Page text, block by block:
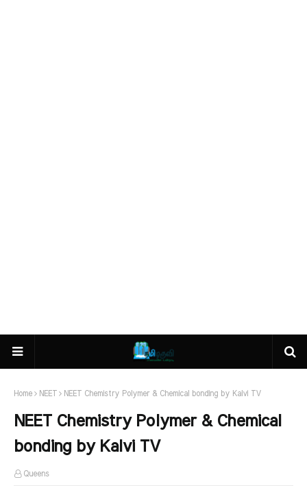
Home NEET NEET Chemistry Polymer & Chemical bonding by Kalvi TV
NEET Chemistry Polymer & Chemical
bonding by Kalvi TV
Queens